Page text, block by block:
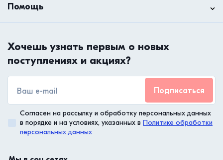
Помощь
Хочешь узнать первым о новых
поступлениях и акциях?
Подписаться
Согласен на рассылку и обработку персональных данных
в порядке и на условиях, указанных в Политике обработки
персональных данных